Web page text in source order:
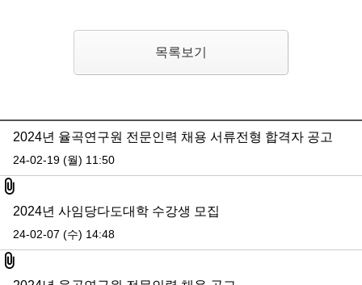
목록보기
2024년 율곡연구원 전문인력 채용 서류전형 합격자 공고
24-02-19 (월) 11:50
첨부파일
2024년 사임당다도대학 수강생 모집
24-02-07 (수) 14:48
첨부파일